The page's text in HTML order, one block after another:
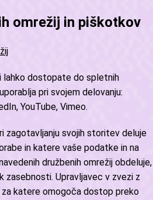
omrežij in piškotkov
lahko dostopate do spletnih
pri svojem delovanju:
YouTube, Vimeo.
zagotavljanju svojih storitev deluje
in katere vaše podatke in na
družbenih omrežij obdeluje,
zasebnosti. Upravljavec v zvezi z
za katere omogoča dostop preko